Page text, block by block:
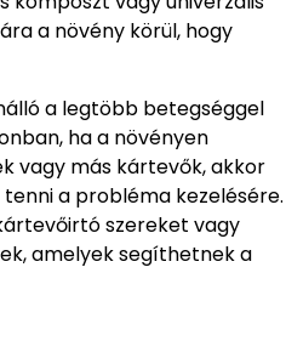
a növény körül, hogy
a legtöbb betegséggel
ha a növényen
vagy más kártevők, akkor
a probléma kezelésére.
szereket vagy
amelyek segíthetnek a